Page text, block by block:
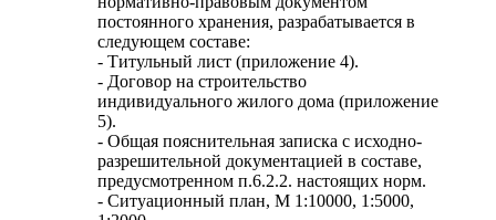
постоянного хранения, разрабатывается в
следующем составе:
- Титульный лист (приложение 4).
- Договор на строительство
индивидуального жилого дома (приложение
5).
- Общая пояснительная записка с исходно-
разрешительной документацией в составе,
предусмотренном п.6.2.2. настоящих норм.
- Ситуационный план, М 1:10000, 1:5000,